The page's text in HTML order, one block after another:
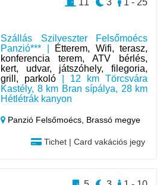
Szállás Szilveszter Felsőmoécs
Panzió*** |
Étterem, Wifi, terasz,
konferencia terem, ATV bérlés,
kert, udvar, játszóhely, filegoria,
grill, parkoló | 12 km Törcsvára
Kastély, 8 km Bran sípálya, 28 km
Hétlétrák kanyon
Panzió Felsőmoécs, Brassó megye
Tichet | Card vakációs jegy
1 - 25
3
11